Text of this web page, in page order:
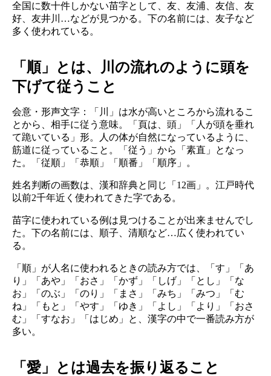
全国に数十件しかない苗字として、友、友浦、友信、友
好、友井川…などが見つかる。下の名前には、友子など
多く使われている。
「順」とは、川の流れのように頭を
下げて従うこと
会意・形声文字：「川」は水が高いところから流れるこ
とから、相手に従う意味。「頁は、頭」「人が頭を垂れ
て跪いている」形。人の体が自然になっているように、
筋道に従っていること。「従う」から「素直」となっ
た。「従順」「恭順」「順番」「順序」。
姓名判断の画数は、漢和辞典と同じ「12画」。江戸時代
以前2千年近く使われてきた字である。
苗字に使われている例は見つけることが出来ませんでし
た。下の名前には、順子、清順など…広く使われてい
る。
「順」が人名に使われるときの読み方では、「す」「あ
り」「あや」「おさ」「かず」「しげ」「とし」「な
お」「のぶ」「のり」「まさ」「みち」「みつ」「む
ね」「もと」「やす」「ゆき」「よし」「より」「おさ
む」「すなお」「はじめ」と、漢字の中で一番読み方が
多い。
「愛」とは過去を振り返ること